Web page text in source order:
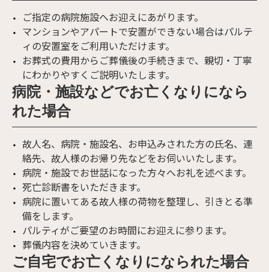
ご指定の病院施設へお迎えにあがります。
マンションやアパートで安置ができない場合はパルテ
ィの安置室をご利用いただけます。
お葬式の費用からご葬儀後の手続きまで、親切・丁寧
にわかりやすくご説明いたします。
病院・施設などでお亡くなりになら
れた場合
故人名、病院・施設名、お申込みされた方の氏名、連
絡先、故人様のお帰り先などをお伺いいたします。
病院・施設でお世話になった方々へお礼を述べます。
死亡診断書をいただきます。
病院に置いてある故人様の荷物を整理し、引きとる準
備をします。
パルティがご要望のお時間にお迎えに参ります。
葬儀内容を決めていきます。
ご自宅でお亡くなりになられた場合